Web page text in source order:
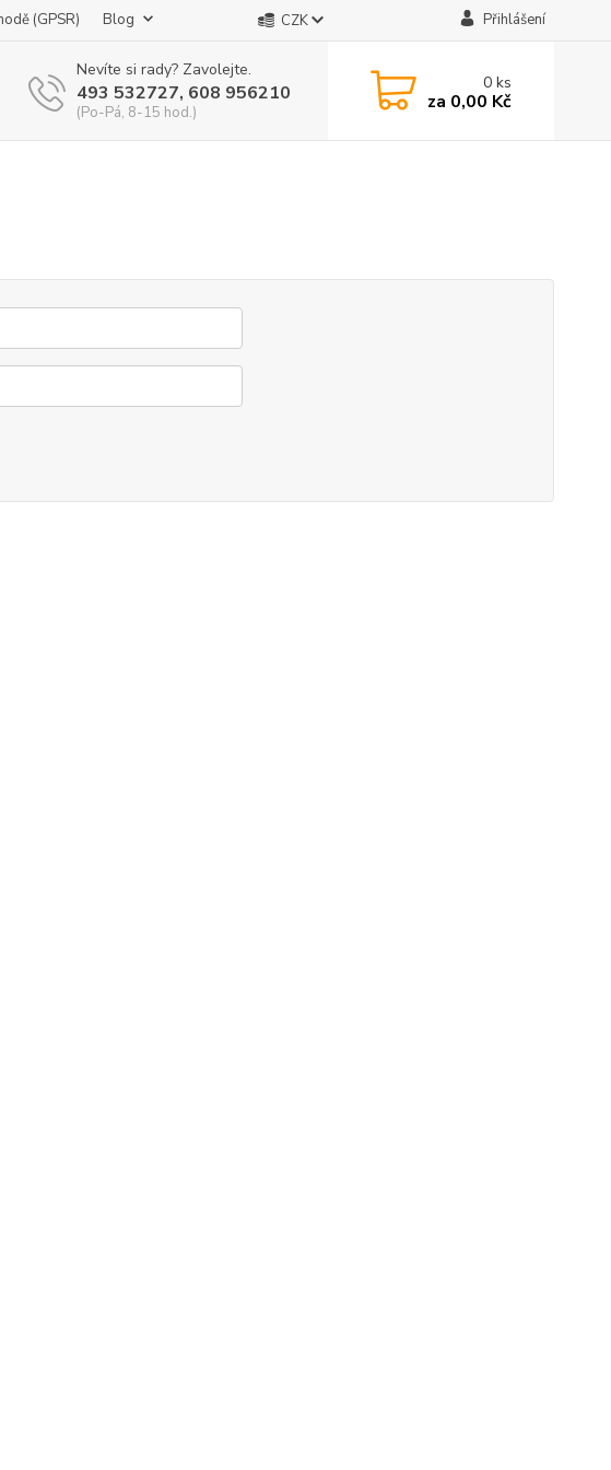
(GPSR) Blog CZK Přihlášení
Nevíte si rady? Zavolejte.
493 532727, 608 956210
(Po-Pá, 8-15 hod.)
0ks
za 0,00 Kč